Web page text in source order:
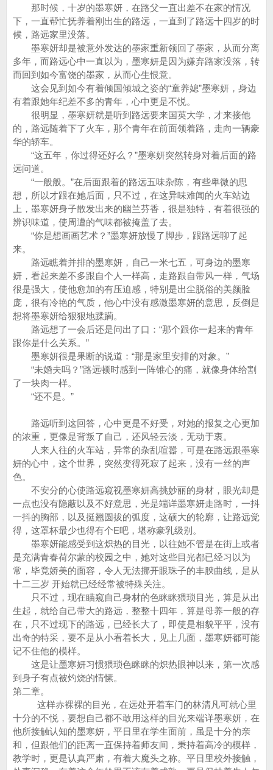
那时候，十岁的墨寒妍，在路父一直出差不在家的情况
下，一直帮忙抚养着刚出生的路远，一直到了路远十四岁的时
候，路远家里没落。
墨寒妍却是被意外发达的墨家重新领回了墨家，从而分离
多年，而路远心中一直以为，墨寒妍是因为嫌弃路家没落，转
而回到如今富饶的墨家，从而心生恨意。
这会见到如今有着倾国倾城之姿的“童养媳”墨寒妍，身边
有着跟她年纪差不多的青年，心中更是不悦。
很明显，墨寒妍就是听到路远要来国英大学，才来接他
的，路远随着下了火车，那个青年在前面领着路，走向一辆豪
华的轿车。
“这五年，你过得还好么？”墨寒妍突然转身对着后面的路
远问道。
“一般般。”在后面跟着的路远五味杂陈，有些卑微的思
想，所以才跟在她后面，只不过，在这异味难闻的火车站边
上，墨寒妍身子散发出来的幽兰芬香，很是独特，有着很强的
辨识味道，使周遭的气味都被掩盖了去。
“你是想画画艺术？”墨寒妍放慢了脚步，跟路远聊了起
来。
路远瞧着并排的墨寒妍，自己一米七五，可身边的墨寒
妍，看起来差不多跟自个人一样高，走路跟自带风一样，气场
很是强大，使他愈加的有压迫感，特别是出尘脱俗的美颜脸
庞，很有冷艳的气质，他心中没有感激墨寒妍的意思，反倒是
想将墨寒妍给狠狠地蹂躏。
路远想了一会后还是问出了口：“那个跟你一起来的青年
跟你是什么关系。”
墨寒妍很是果断的说道：“那是家里安排的对象。”
“未婚夫吗？”路远顿时感到一阵锥心的痛，就像身体给割
了一块肉一样。
“还不是。”
路远听到这回答，心中更是不好受，对她的报复之心更加
的浓重，更像是背叛了自己，还风轻云淡，无动于衷。
人来人往的火车站，异常的杂乱喧嚣，可是在路远跟墨寒
妍的心中，这个世界，突然变得死寂了起来，没有一丝的声
色。
不安分的心使路远窥视墨寒妍高挑妙丽的身材，眼光却是
一点也没有隐蔽以及不好意思，光是端详墨寒妍走路时，一抖
一抖的胸部，以及挺翘圆拔的弧度，这硕大的轮廓，让路远觉
得，这罩杯最少也得有个E吧，堪称豪乳级别。
墨寒妍能感受到这炽热的目光，以往她不管是在街上或者
是充满青春荷尔蒙的校园之中，她对这些目光都已经习以为
常，毕竟娇美的面容，令人无法挪开眼珠子的丰腴曲线，是从
十二三岁 开始就已经经常被特殊关注。
只不过，现在瞄窥自己身材的色眯眯猥琐目光，算是从出
生起，就给自己带大的路远，整整十四年，算是母养一般的存
在，只不过现下的路远，已经长大了，即使是相貌平平，没有
出奇的特采，要不是从小看着长大，见上几面，墨寒妍都可能
记不住他的模样。
这是让墨寒妍习惯猥琐色眯眯的炽热眼神以来，第一次感
到身子有点被灼烧的情愫。
第二章。
这样赤裸裸的目光，在远处开着车门的林清凡可就心里
十分的不悦，要想自己都不敢用这样的目光来端详墨寒妍，在
他所接触认知的墨寒妍，平日里在学生面前，虽是十分的亲
和，但跟他们的距离一直保持着师友间，秉持着高冷的模样，
教学时，更是认真严肃，有着大魔头之称。平日里校外接触，